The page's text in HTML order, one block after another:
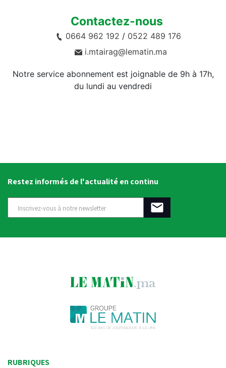
Contactez-nous
0664 962 192 / 0522 489 176
i.mtairag@lematin.ma
Notre service abonnement est joignable de 9h à 17h,
du lundi au vendredi
Restez informés de l'actualité en continu
RUBRIQUES